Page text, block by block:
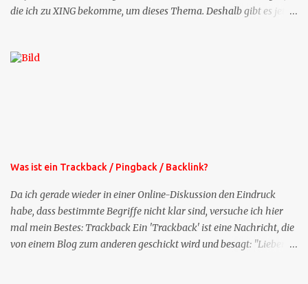
die ich zu XING bekomme, um dieses Thema. Deshalb gibt es jetzt
bekommen Sie kostenlos eine weitere Folge. Die Startsequenz ist 16
Was ist ein Trackback / Pingback / Backlink?
Da ich gerade wieder in einer Online-Diskussion den Eindruck
habe, dass bestimmte Begriffe nicht klar sind, versuche ich hier
mal mein Bestes: Trackback Ein 'Trackback' ist eine Nachricht, die
von einem Blog zum anderen geschickt wird und besagt: "Lieber